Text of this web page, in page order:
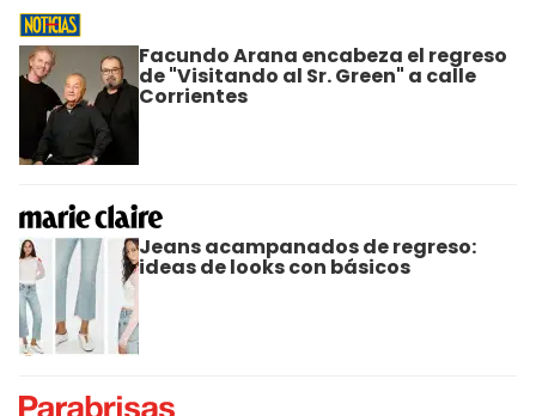
Facundo Arana encabeza el regreso
de "Visitando al Sr. Green" a calle
Corrientes
Jeans acampanados de regreso:
ideas de looks con básicos